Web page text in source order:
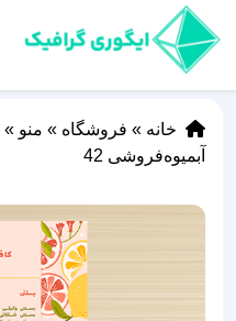
خانه » فروشگاه » منو »
آبمیوه‌فروشی 42